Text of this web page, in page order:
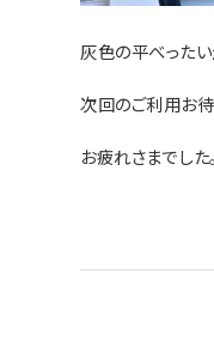
灰色の平べったい
次回のご利用お待
お疲れさまでした。